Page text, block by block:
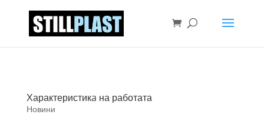
Характеристикa на работата
Новини